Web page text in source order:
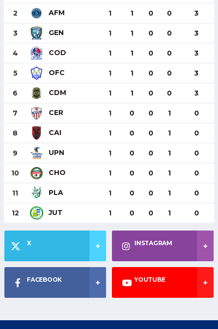
2 AFM 1 1 0 0 3
3 GEN 1 1 0 0 3
4 COD 1 1 0 0 3
5 OFC 1 1 0 0 3
6 CDM 1 1 0 0 3
7 CER 1 0 0 1 0
8 CAI 1 0 0 1 0
9 UPN 1 0 0 1 0
10 CHO 1 0 0 1 0
11 PLA 1 0 0 1 0
12 JUT 1 0 0 1 0
X INSTAGRAM
FACEBOOK YOUTUBE